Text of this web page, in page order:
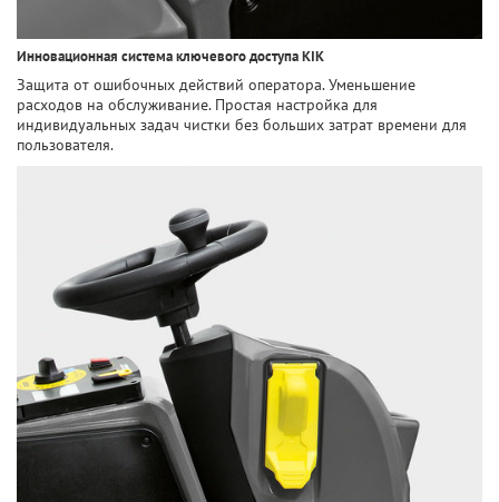
Инновационная система ключевого доступа KIK
Защита от ошибочных действий оператора. Уменьшение
расходов на обслуживание. Простая настройка для
индивидуальных задач чистки без больших затрат времени для
пользователя.